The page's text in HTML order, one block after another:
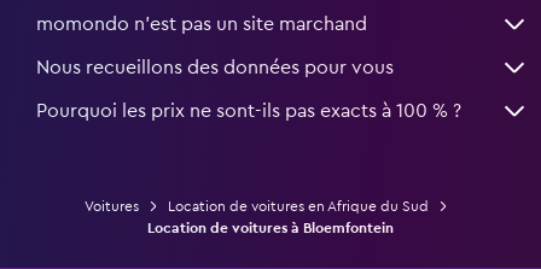
momondo n'est pas un site marchand
Nous recueillons des données pour vous
Pourquoi les prix ne sont-ils pas exacts à 100 % ?
Voitures
Location de voitures en Afrique du Sud
Location de voitures à Bloemfontein